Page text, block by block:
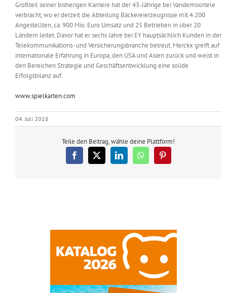
Product Guide
Jobshop
Suche
nach:
Großteil seiner bisherigen Karriere hat der 43-Jährige bei Vandemoortele
verbracht, wo er derzeit die Abteilung Bäckereierzeugnisse mit 4.200
Angestellten, ca. 900 Mio. Euro Umsatz und 25 Betrieben in über 20
Ländern leitet. Davor hat er sechs Jahre bei EY hauptsächlich Kunden in der
Telekommunikations- und Versicherungsbranche betreut. Merckx greift auf
internationale Erfahrung in Europa, den USA und Asien zurück und weist in
den Bereichen Strategie und Geschäftsentwicklung eine solide
Erfolgsbilanz auf.
www.spielkarten.com
04. Juli 2018
Teile den Beitrag, wähle deine Plattform!
Facebook
X LinkedInWhatsAppPinterest